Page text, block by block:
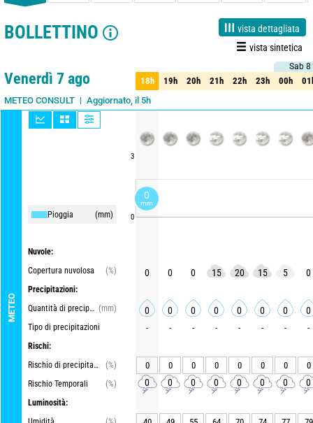
BOLLETTINO
vista dettagliata
vista sintetica
1 giorno 3 giorni 15 giorni Affidabilità 85%
Venerdì 7 ago
METEO CONSULT Aggiornato, il 5h
METEO
Pioggia (mm)
Nuvole:
Copertura nuvolosa
(%)
Precipitazioni:
Quantità di precipitazioni (mm)
Tipo di precipitazioni
Rischi:
Rischio di precipitazioni
(%)
Rischio Temporali
(%)
Luminosità:
3
0
Sab 8
18h 19h 20h 21h 22h 23h 00h
Sab 8
18h 19h 20h 21h 22h 23h 00h
0 0 0 15 20 15 5 0
0 0 0 0 0 0 0 0
- - - - - - - -
0 0 0 0 0 0 0 0
0 0 0 0 0 0 0 0
0
mm